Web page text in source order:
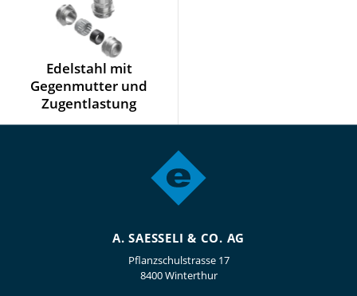
Edelstahl mit
Gegenmutter und
Zugentlastung
A. SAESSELI & CO. AG
Pflanzschulstrasse 17
8400 Winterthur